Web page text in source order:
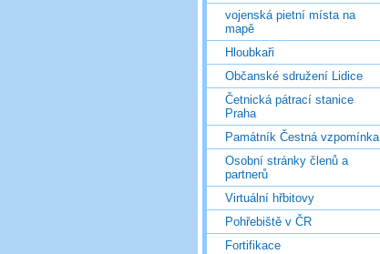
vojenská pietní místa na
mapě
Hloubkaři
Občanské sdružení Lidice
Četnická pátrací stanice
Praha
Památník Čestná vzpomínka
Osobní stránky členů a
partnerů
Virtuální hřbitovy
Pohřebiště v ČR
Fortifikace